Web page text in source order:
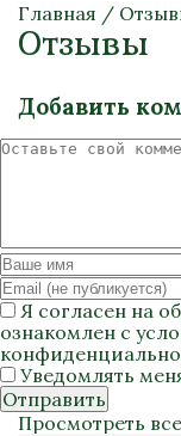
Главная /
Отзывы
Добавить
Я согласен на
ознакомлен с
Уведомлять
Отправить
Просмотреть все